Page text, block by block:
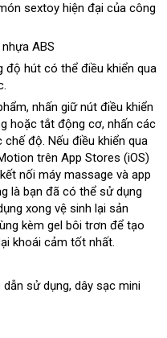
sextoy hiện đại đặt
của công
ABS
độ hút cung
có thể điều khiển qua
nơi
nào
, nhấn giữ nút điều khiển
Đức
hoặc tắt động cơtrung
tâm
, nhấn cao
cấp
các
chế độphân
phối
. giao
hàng
Nếu điều khiển qua
trên App Stores (iOS)
nối máy massage Hàn
Quốc
và app
là bạn phản
hồi
đã amazon
có thể sử dụng
xong vệ sinh lại sản
kèm gel bôi trơn tự
động
để tạo
khoái cảm tốt nhất.
dẫn sử dụngtư
, dây sạc mini